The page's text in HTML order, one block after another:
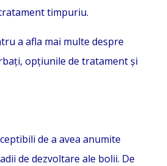
timpuriu.
a afla mai multe despre
opțiunile de tratament și
de a avea anumite
de dezvoltare ale bolii. De